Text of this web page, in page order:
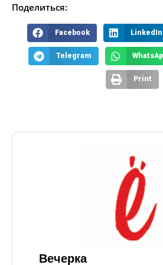
Поделиться:
Facebook LinkedIn
Telegram
Print
Вечерка